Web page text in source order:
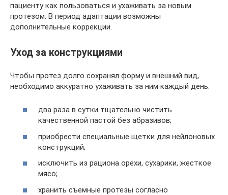
пациенту как пользоваться и ухаживать за новым
протезом. В период адаптации возможны
дополнительные коррекции.
Уход за конструкциями
Чтобы протез долго сохранял форму и внешний вид,
необходимо аккуратно ухаживать за ним каждый день:
два раза в сутки тщательно чистить
качественной пастой без абразивов;
приобрести специальные щетки для нейлоновых
конструкций;
исключить из рациона орехи, сухарики, жесткое
мясо;
хранить съемные протезы согласно